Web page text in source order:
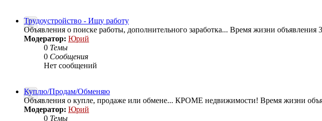
Трудоустройство - Ищу работу
Объявления о поиске работы, дополнительного заработка... Время жизни объявления
Модератор: Юрий
0 Темы
0 Сообщения
Нет сообщений
Куплю/Продам/Обменяю
Объявления о купле, продаже или обмене... КРОМЕ недвижимости! Время жизни
Модератор: Юрий
0 Темы